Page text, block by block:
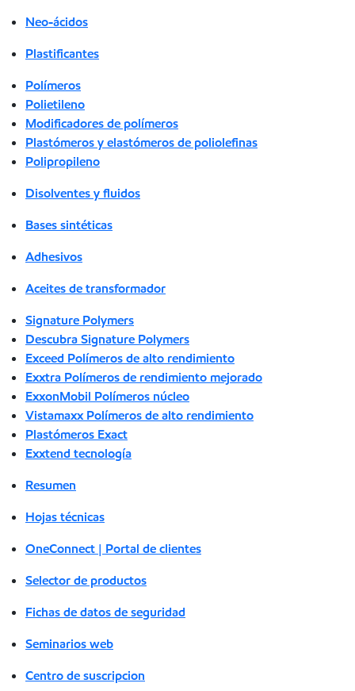
Neo-ácidos
Plastificantes
Polímeros
Polietileno
Modificadores de polímeros
Plastómeros y elastómeros de poliolefinas
Polipropileno
Disolventes y fluidos
Bases sintéticas
Adhesivos
Aceites de transformador
Signature Polymers
Descubra Signature Polymers
Exceed Polímeros de alto rendimiento
Exxtra Polímeros de rendimiento mejorado
ExxonMobil Polímeros núcleo
Vistamaxx Polímeros de alto rendimiento
Plastómeros Exact
Exxtend tecnología
Resumen
Hojas técnicas
OneConnect | Portal de clientes
Selector de productos
Fichas de datos de seguridad
Seminarios web
Centro de suscripcion